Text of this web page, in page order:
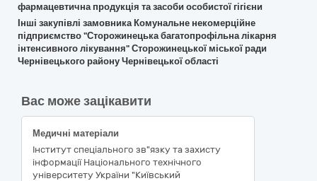
фармацевтична продукція та засоби особистої гігієни
Інші закупівлі замовника Комунальне некомерційне
підприємство "Сторожинецька багатопрофільна лікарня
інтенсивного лікування" Сторожинецької міської ради
Чернівецького району Чернівецької області
Вас може зацікавити
Медичні матеріали
Інститут спеціального зв"язку та захисту
інформації Національного технічного
університету України "Київський